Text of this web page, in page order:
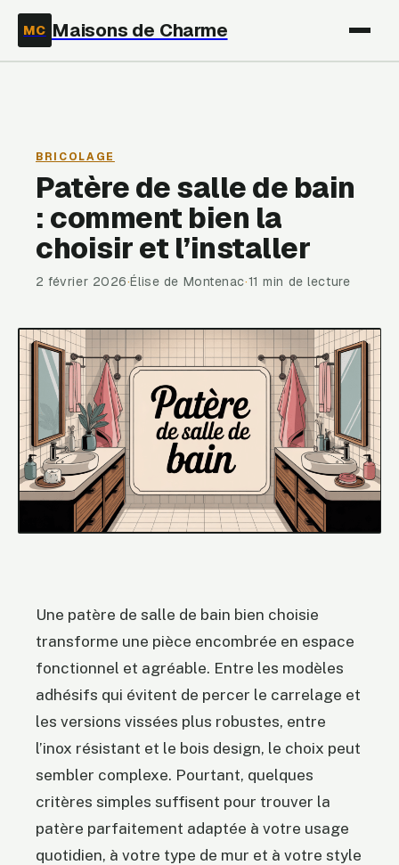
MC Maisons de Charme
BRICOLAGE
Patère de salle de bain
: comment bien la
choisir et l’installer
2 février 2026·Élise de Montenac·11 min de lecture
Une patère de salle de bain bien choisie
transforme une pièce encombrée en espace
fonctionnel et agréable. Entre les modèles
adhésifs qui évitent de percer le carrelage et
les versions vissées plus robustes, entre
l’inox résistant et le bois design, le choix peut
sembler complexe. Pourtant, quelques
critères simples suffisent pour trouver la
patère parfaitement adaptée à votre usage
quotidien, à votre type de mur et à votre style